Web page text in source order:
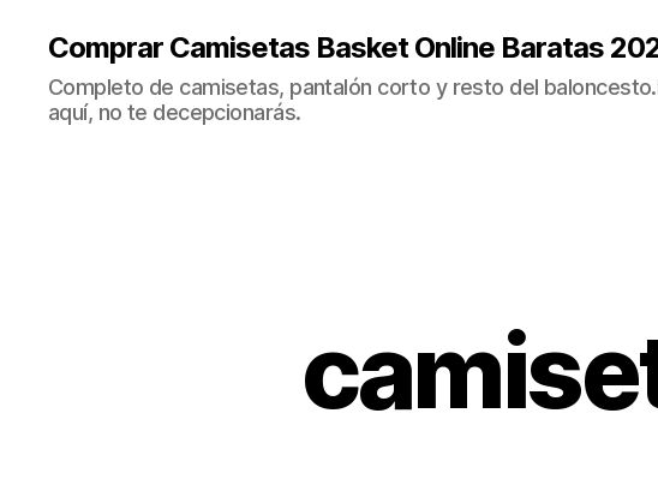
Comprar Camisetas Basket Online Baratas
Completo de camisetas, pantalón corto y resto del
aquí, no te decepcionarás.